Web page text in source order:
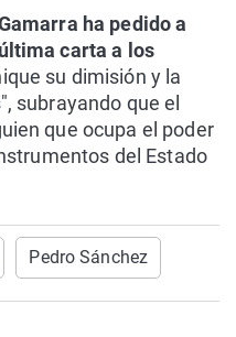
ha pedido a
carta a los
su dimisión y la
subrayando que el
que ocupa el poder
del Estado
Pedro Sánchez